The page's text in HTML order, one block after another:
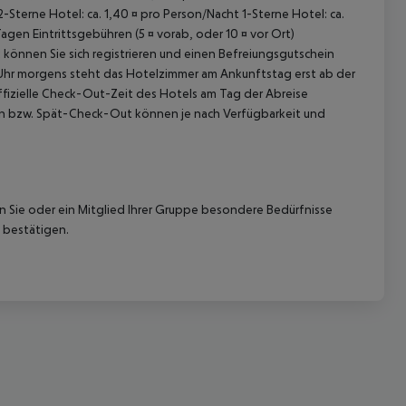
Hotel: ca. 1,40 ¤ pro Person/Nacht 1-Sterne Hotel: ca.
Eintrittsgebühren (5 ¤ vorab, oder 10 ¤ vor Ort)
Sie sich registrieren und einen Befreiungsgutschein
morgens steht das Hotelzimmer am Ankunftstag erst ab der
Check-Out-Zeit des Hotels am Tag der Abreise
bzw. Spät-Check-Out können je nach Verfügbarkeit und
oder ein Mitglied Ihrer Gruppe besondere Bedürfnisse
bestätigen.